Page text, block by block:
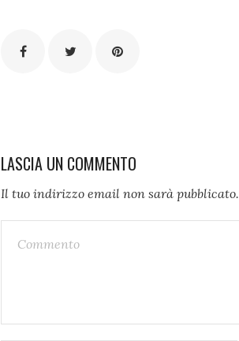
LASCIA UN COMMENTO
Il tuo indirizzo email non sarà pubblicato.